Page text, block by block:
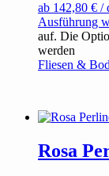
ab 142,80 € /
Ausführung
auf. Die
werden
Fliesen &
Rosa